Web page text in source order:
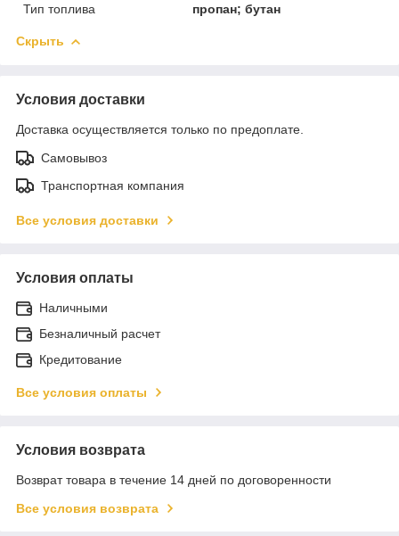
Тип топлива
пропан; бутан
Скрыть
Условия доставки
Доставка осуществляется только по предоплате.
Самовывоз
Транспортная компания
Все условия доставки
Условия оплаты
Наличными
Безналичный расчет
Кредитование
Все условия оплаты
Условия возврата
Возврат товара в течение 14 дней по договоренности
Все условия возврата